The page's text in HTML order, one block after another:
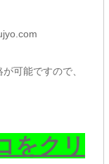
可能ですので、
をクリ